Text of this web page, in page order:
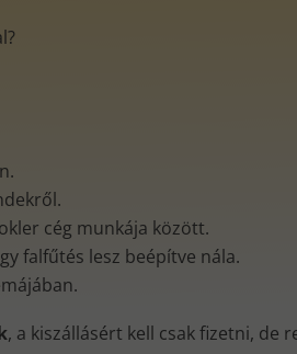
cég munkája között.
falfűtés lesz beépítve nála.
, a kiszállásért kell csak fizetni, de